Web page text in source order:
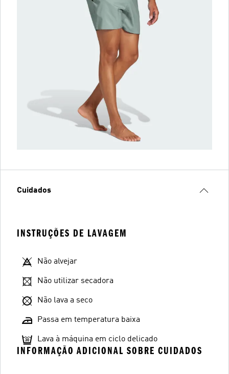
Cuidados
INSTRUÇÕES DE LAVAGEM
Não alvejar
Não utilizar secadora
Não lava a seco
Passa em temperatura baixa
Lava à máquina em ciclo delicado
INFORMAÇÃO ADICIONAL SOBRE CUIDADOS